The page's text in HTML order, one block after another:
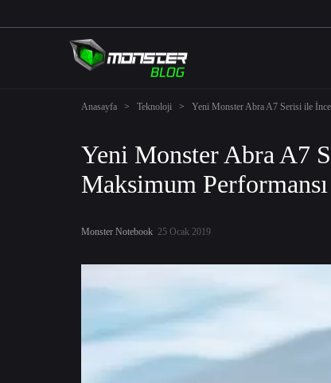
Anasayfa > Teknoloji > Yeni Monster Abra A7 Serisi ile
Yeni Monster Abra A7
Maksimum Performansı
Monster Notebook 25 Ocak 2019